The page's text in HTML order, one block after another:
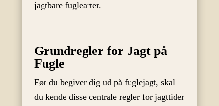
jagtbare fuglearter.
Grundregler for Jagt på
Fugle
Før du begiver dig ud på fuglejagt, skal
du kende disse centrale regler for jagttider